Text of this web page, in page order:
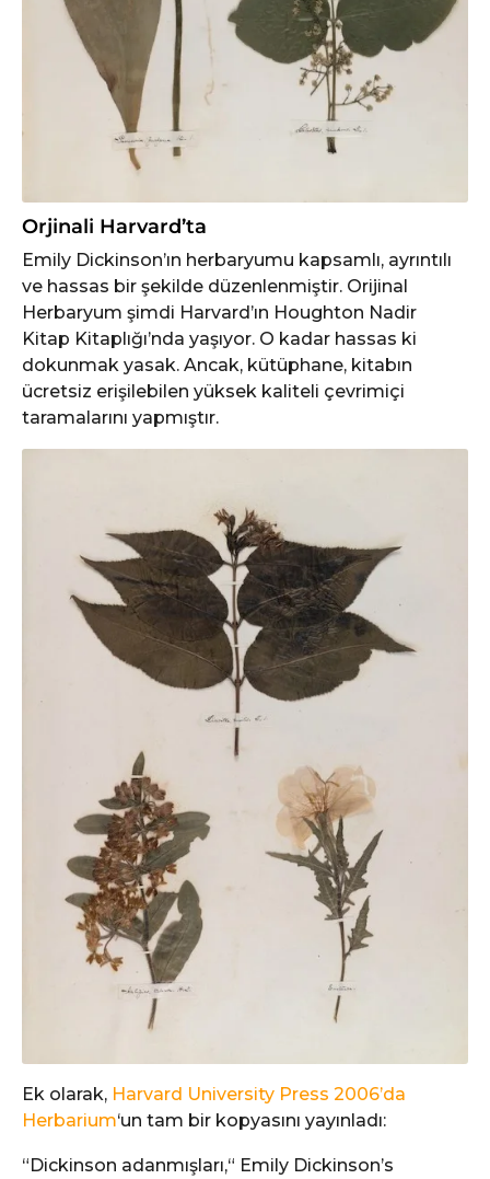
Orjinali Harvard’ta
Emily Dickinson’ın herbaryumu kapsamlı, ayrıntılı
ve hassas bir şekilde düzenlenmiştir. Orijinal
Herbaryum şimdi Harvard’ın Houghton Nadir
Kitap Kitaplığı’nda yaşıyor. O kadar hassas ki
dokunmak yasak. Ancak, kütüphane, kitabın
ücretsiz erişilebilen yüksek kaliteli çevrimiçi
taramalarını yapmıştır.
Ek olarak, Harvard University Press 2006’da
Herbarium‘un tam bir kopyasını yayınladı:
“Dickinson adanmışları,“ Emily Dickinson’s